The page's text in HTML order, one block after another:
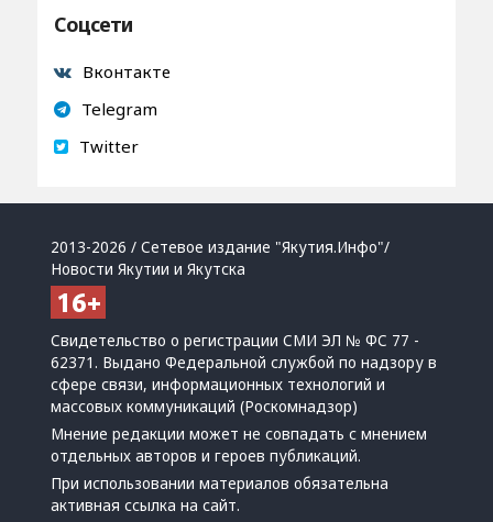
Соцсети
Вконтакте
Telegram
Twitter
2013-2026 / Сетевое издание "Якутия.Инфо"/
Новости Якутии и Якутска
Свидетельство о регистрации СМИ ЭЛ № ФС 77 -
62371. Выдано Федеральной службой по надзору в
сфере связи, информационных технологий и
массовых коммуникаций (Роскомнадзор)
Мнение редакции может не совпадать с мнением
отдельных авторов и героев публикаций.
При использовании материалов обязательна
активная ссылка на сайт.